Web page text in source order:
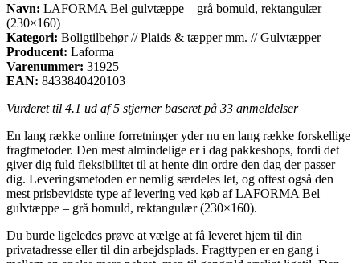
Navn: LAFORMA Bel gulvtæppe – grå bomuld, rektangulær
(230×160)
Kategori: Boligtilbehør // Plaids & tæpper mm. // Gulvtæpper
Producent: Laforma
Varenummer: 31925
EAN: 8433840420103
Vurderet til 4.1 ud af 5 stjerner baseret på 33 anmeldelser
En lang række online forretninger yder nu en lang række forskellige
fragtmetoder. Den mest almindelige er i dag pakkeshops, fordi det
giver dig fuld fleksibilitet til at hente din ordre den dag der passer
dig. Leveringsmetoden er nemlig særdeles let, og oftest også den
mest prisbevidste type af levering ved køb af LAFORMA Bel
gulvtæppe – grå bomuld, rektangulær (230×160).
Du burde ligeledes prøve at vælge at få leveret hjem til din
privatadresse eller til din arbejdsplads. Fragttypen er en gang i